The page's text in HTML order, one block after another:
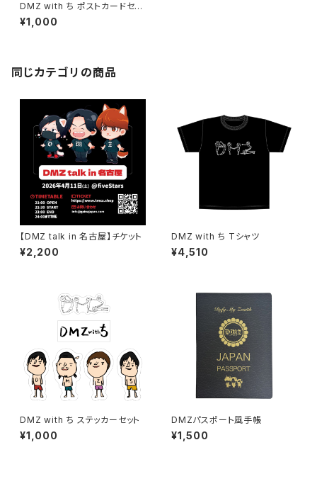
DMZ with ち ポストカードセッ
ト
¥1,000
同じカテゴリの商品
【DMZ talk in 名古屋】チケット
¥2,200
DMZ with ち Tシャツ
¥4,510
DMZ with ち ステッカーセット
¥1,000
DMZパスポート風手帳
¥1,500